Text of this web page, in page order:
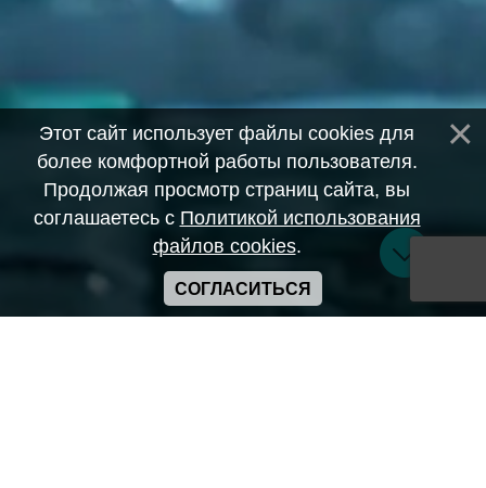
Этот сайт использует файлы cookies для
более комфортной работы пользователя.
Продолжая просмотр страниц сайта, вы
соглашаетесь с Политикой использования
файлов cookies.
СОГЛАСИТЬСЯ